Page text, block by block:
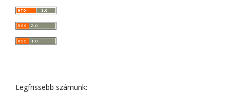
Legfrissebb számunk: